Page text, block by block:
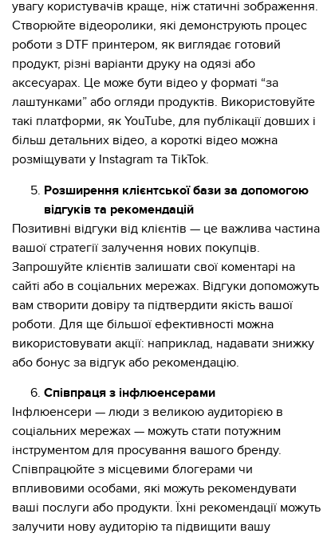
увагу користувачів краще, ніж статичні зображення.
Створюйте відеоролики, які демонструють процес
роботи з DTF принтером, як виглядає готовий
продукт, різні варіанти друку на одязі або
аксесуарах. Це може бути відео у форматі “за
лаштунками” або огляди продуктів. Використовуйте
такі платформи, як YouTube, для публікації довших і
більш детальних відео, а короткі відео можна
розміщувати у Instagram та TikTok.
Розширення клієнтської бази за допомогою
відгуків та рекомендацій
Позитивні відгуки від клієнтів — це важлива частина
вашої стратегії залучення нових покупців.
Запрошуйте клієнтів залишати свої коментарі на
сайті або в соціальних мережах. Відгуки допоможуть
вам створити довіру та підтвердити якість вашої
роботи. Для ще більшої ефективності можна
використовувати акції: наприклад, надавати знижку
або бонус за відгук або рекомендацію.
Співпраця з інфлюенсерами
Інфлюенсери — люди з великою аудиторією в
соціальних мережах — можуть стати потужним
інструментом для просування вашого бренду.
Співпрацюйте з місцевими блогерами чи
впливовими особами, які можуть рекомендувати
ваші послуги або продукти. Їхні рекомендації можуть
залучити нову аудиторію та підвищити вашу